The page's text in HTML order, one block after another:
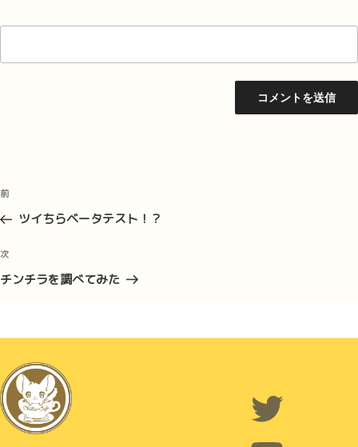
投
ナ
ビ
ゲ
ョ
ン
前
の
稿
前
ツイちらベータテスト！？
次
の
次
チンチラを調べてみた
Twitter